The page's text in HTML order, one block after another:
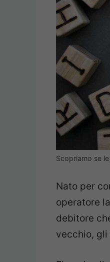
Scopriamo se
Nato per
operatore
debitore
vecchio,